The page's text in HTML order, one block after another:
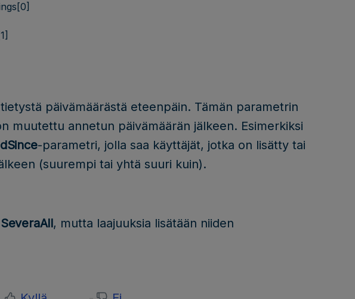
päivämäärästä eteenpäin. Tämän parametrin
muutettu annetun päivämäärän jälkeen. Esimerkiksi
-parametri, jolla saa käyttäjät, jotka on lisätty tai
(suurempi tai yhtä suuri kuin).
SeveraAll, mutta laajuuksia lisätään niiden